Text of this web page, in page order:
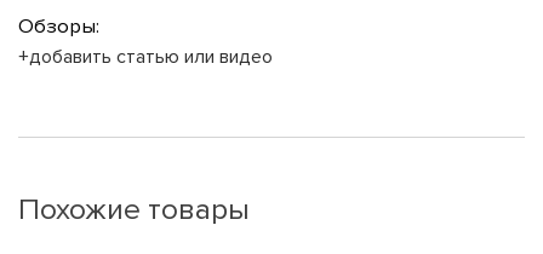
Обзоры:
+добавить статью или видео
Похожие товары